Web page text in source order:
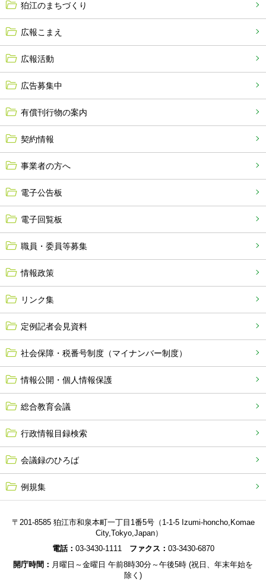
狛江のまちづくり
広報こまえ
広報活動
広告募集中
有償刊行物の案内
契約情報
事業者の方へ
電子公告板
電子回覧板
職員・委員等募集
情報政策
リンク集
定例記者会見資料
社会保障・税番号制度（マイナンバー制度）
情報公開・個人情報保護
総合教育会議
行政情報目録検索
会議録のひろば
例規集
〒201-8585 狛江市和泉本町一丁目1番5号（1-1-5 Izumi-honcho,Komae
City,Tokyo,Japan）
電話： 03-3430-1111 ファクス： 03-3430-6870
開庁時間： 月曜日～金曜日 午前8時30分～午後5時 (祝日、年末年始を
除く)